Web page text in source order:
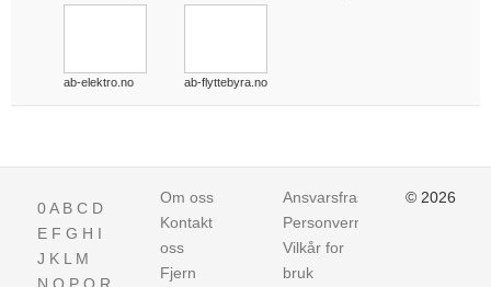
ab-elektro.no ab-flyttebyra.no
0A B C D
E F G H I
J K L M
Om oss
Kontakt
oss
Fjern
Ansvarsfraskrivelse
Personvern
Vilkår for
bruk
© 2026